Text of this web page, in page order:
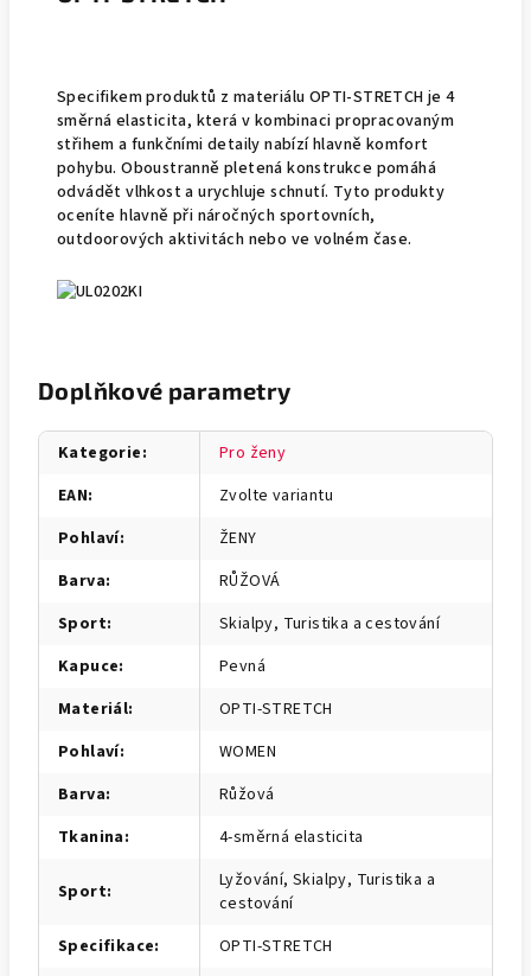
Specifikem produktů z materiálu OPTI-STRETCH je 4
směrná elasticita, která v kombinaci propracovaným
střihem a funkčními detaily nabízí hlavně komfort
pohybu. Oboustranně pletená konstrukce pomáhá
odvádět vlhkost a urychluje schnutí. Tyto produkty
oceníte hlavně při náročných sportovních,
outdoorových aktivitách nebo ve volném čase.
Doplňkové parametry
Kategorie:
Pro ženy
EAN:
Zvolte variantu
Pohlaví:
ŽENY
Barva:
RŮŽOVÁ
Sport:
Skialpy, Turistika a cestování
Kapuce:
Pevná
Materiál:
OPTI-STRETCH
Pohlaví:
WOMEN
Barva:
Růžová
Tkanina: 4-směrná elasticita
Sport:
Lyžování, Skialpy, Turistika a
cestování
Specifikace:
OPTI-STRETCH